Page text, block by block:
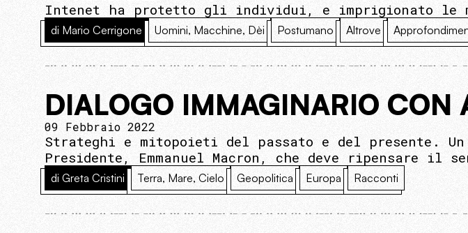
Intenet ha protetto gli individui, e imprigionato le
di Mario Cerrigone Uomini, Macchine, Dèi Postumano Altrove
DIALOGO IMMAGINARIO CON
09 Febbraio 2022
Strateghi e mitopoieti del passato e del presente.
Presidente, Emmanuel Macron, che deve ripensare il
di Greta Cristini Terra, Mare, Cielo Geopolitica Europa Racconti